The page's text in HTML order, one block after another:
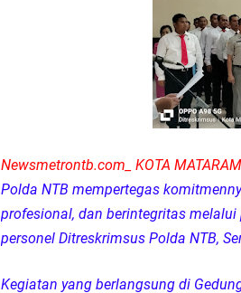
Dua Residivis
LPA Mataram.
Kapolda NTB
Kapolda NTB
Kapolda NTB
Newsmetrontb.com_ KOTA MATARAM
Polda NTB mempertegas
profesional, dan berintegritas
personel Ditreskrimsus Polda NTB,
Kegiatan yang berlangsung di